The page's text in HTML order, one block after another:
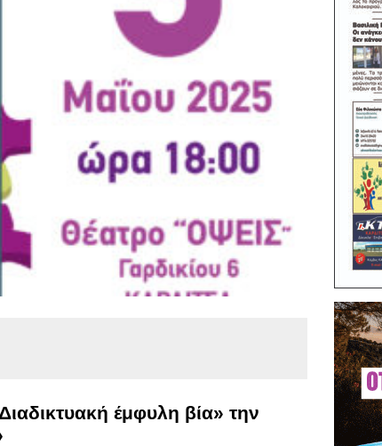
έμφυλη βία» την